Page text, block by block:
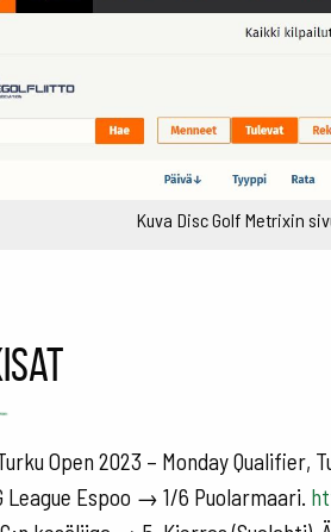
Kuva Disc Golf Metrixin
Open 2023 – Monday Qualifier,
League Espoo → 1/6 Puolarmaari.